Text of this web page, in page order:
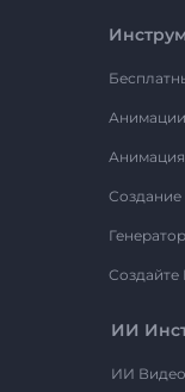
Анимации
Создайте
ИИ
ИИ Видео